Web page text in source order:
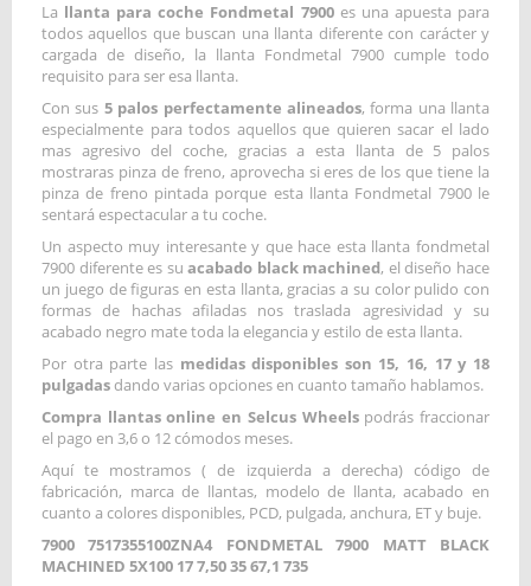
La llanta para coche Fondmetal 7900es una apuesta para
todos aquellos que buscan una llanta diferente con carácter y
cargada de diseño, la llanta Fondmetal 7900 cumple todo
requisito para ser esa llanta.
Con sus 5 palos perfectamente alineados, forma una llanta
especialmente para todos aquellos que quieren sacar el lado
mas agresivo del coche, gracias a esta llanta de 5 palos
mostraras pinza de freno, aprovecha si eres de los que tiene la
pinza de freno pintada porque esta llanta Fondmetal 7900 le
sentará espectacular a tu coche.
Un aspecto muy interesante y que hace esta llanta fondmetal
7900 diferente es suacabado black machined, el diseño hace
un juego de figuras en esta llanta, gracias a su color pulido con
formas de hachas afiladas nos traslada agresividad y su
acabado negro mate toda la elegancia y estilo de esta llanta.
Por otra parte las medidas disponibles son 15, 16, 17 y 18
pulgadas dando varias opciones en cuanto tamaño hablamos.
Compra llantas online en Selcus Wheelspodrás fraccionar
el pago en 3,6 o 12 cómodos meses.
Aquí te mostramos ( de izquierda a derecha) código de
fabricación, marca de llantas, modelo de llanta, acabado en
cuanto a colores disponibles, PCD, pulgada, anchura, ET y buje.
7900 7517355100ZNA4 FONDMETAL 7900 MATT BLACK
MACHINED 5X100 17 7,50 35 67,1 735